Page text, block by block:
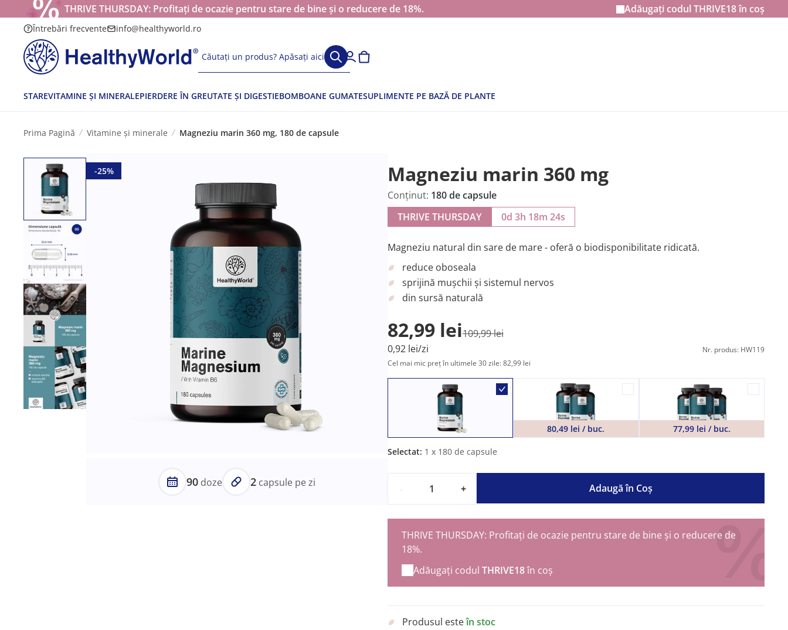
THRIVE THURSDAY: Profitați de ocazie pentru stare de bine și o reducere de 18%. Adăugați codul THRIVE18în coș
Întrebări frecvente info@healthyworld.ro
Căutați un produs? Apăsați aici
STAREVITAMINE ȘI MINERALEPIERDERE ÎN GREUTATE ȘI DIGESTIEBOMBOANE GUMATESUPLIMENTE PE BAZĂ DE PLANTE
Prima Pagină Vitamine și minerale Magneziu marin 360 mg, 180 de capsule
-25%
90doze 2capsule pe zi
Magneziu marin 360 mg
Conținut: 180 de capsule
THRIVE THURSDAY
0d 3h 18m 22s
Magneziu natural din sare de mare - oferă o biodisponibilitate ridicată.
reduce oboseala
sprijină mușchii și sistemul nervos
din sursă naturală
82,99 lei109,99 lei
0,92 lei/zi
Nr. produs: HW119
Cel mai mic preț în ultimele 30 zile: 82,99 lei
80,49 lei / buc. 77,99 lei / buc.
Selectat: 1 x 180 de capsule
+ Adaugă în Coş
THRIVE THURSDAY: Profitați de ocazie pentru stare de bine și o reducere de
18%.
Adăugați codul THRIVE18în coș
Produsul esteîn stoc